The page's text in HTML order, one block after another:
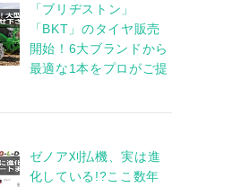
「ブリヂストン」
「BKT」のタイヤ販売
開始！6大ブランドから
最適な1本をプロがご提
ゼノア刈払機、実は進
化している!?ここ数年